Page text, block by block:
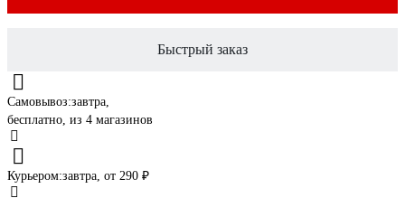
Быстрый заказ
Самовывоз:завтра,
бесплатно, из 4 магазинов
Курьером:завтра, от 290 ₽